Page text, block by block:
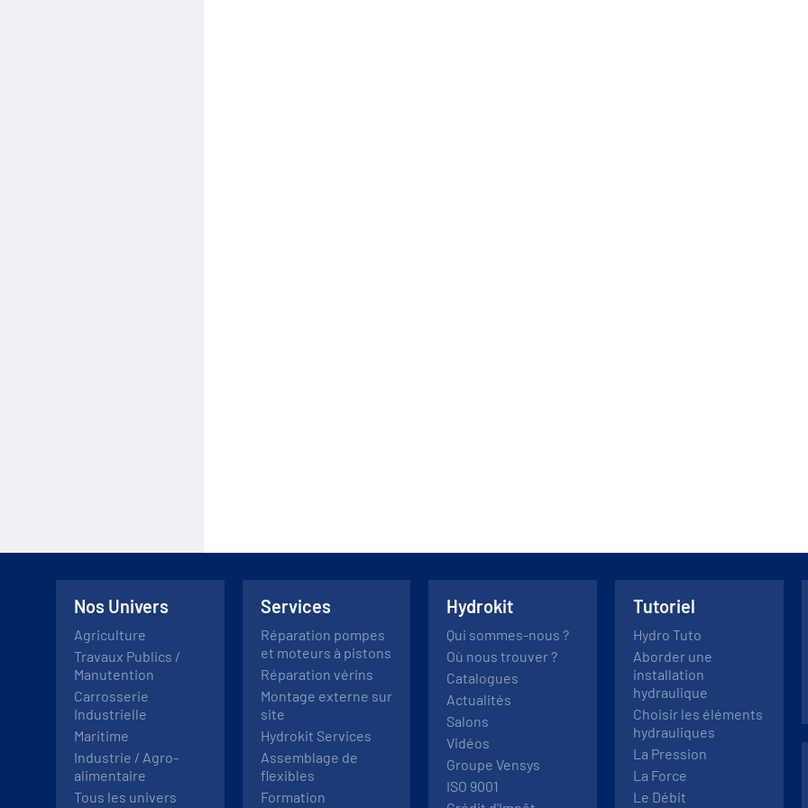
Nos Univers
Agriculture
Travaux Publics /
Manutention
Carrosserie
Industrielle
Maritime
Industrie / Agro-
alimentaire
Tous les univers
Services
Réparation pompes
et moteurs à pistons
Réparation vérins
Montage externe sur
site
Hydrokit Services
Assemblage de
flexibles
Formation
Hydrokit
Qui sommes-nous ?
Où nous trouver ?
Catalogues
Actualités
Salons
Vidéos
Groupe Vensys
ISO 9001
Tutoriel
Hydro Tuto
Aborder une
installation
hydraulique
Choisir les éléments
hydrauliques
La Pression
La Force
Le Débit